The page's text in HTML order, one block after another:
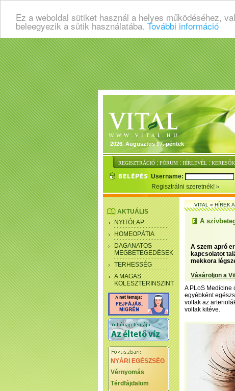
Ez a weboldal sütiket használ a helyes működéséhez,
beleegyezik a sütik használatába. További információ
2026. Augusztus 07. péntek
REGISZTRÁCIÓ : FÓRUM : HÍRLEVÉL : KERESŐK
Username:
Regisztrálni szeretnék!
AKTUÁLIS
NYITÓLAP
HOMEOPÁTIA
DAGANATOS
MEGBETEGEDÉSEK
TERHESSÉG
A MAGAS
KOLESZTERINSZINT
NYÁRI EGÉSZSÉG
Vérnyomás
Térdfájdalom
VITAL»HÍREK
A
A szem apró
kapcsolatot
mekkora
Vásároljon a
A PLoS Medicine
egyébként
voltak az
voltak kitéve.